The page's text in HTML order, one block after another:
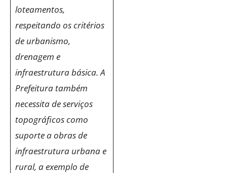
loteamentos,
respeitando os critérios
de urbanismo,
drenagem e
infraestrutura básica. A
Prefeitura também
necessita de serviços
topográficos como
suporte a obras de
infraestrutura urbana e
rural, a exemplo de